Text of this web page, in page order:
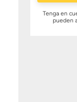
Tenga en
pueden